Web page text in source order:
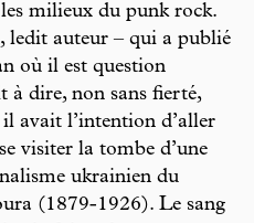
milieux du punk rock.
ledit auteur – qui a publié
où il est question
à dire, non sans fierté,
avait l’intention d’aller
visiter la tombe d’une
ukrainien du
(1879-1926). Le sang